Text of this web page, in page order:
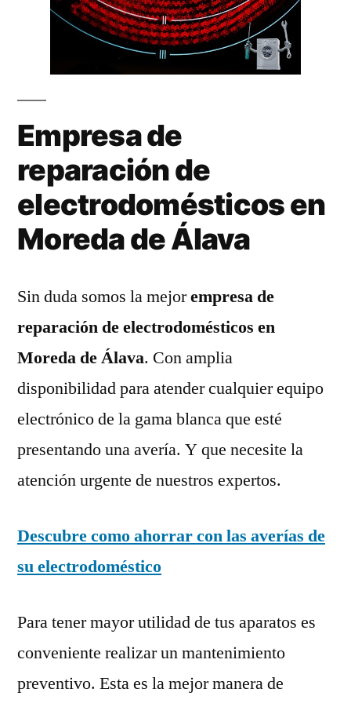
Empresa de
reparación de
electrodomésticos en
Moreda de Álava
Sin duda somos la mejorempresa de
reparación de electrodomésticos en
Moreda de Álava. Con amplia
disponibilidad para atender cualquier equipo
electrónico de la gama blanca que esté
presentando una avería. Y que necesite la
atención urgente de nuestros expertos.
Descubre como ahorrar con las averías de
su electrodoméstico
Para tener mayor utilidad de tus aparatos es
conveniente realizar un mantenimiento
preventivo. Esta es la mejor manera de